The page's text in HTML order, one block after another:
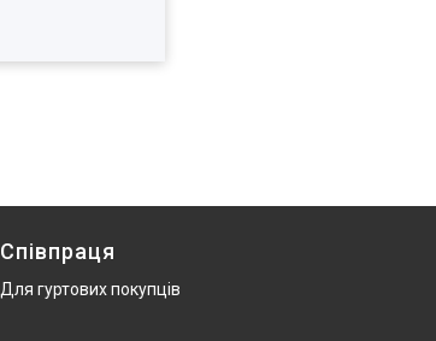
Співпраця
Для гуртових покупців